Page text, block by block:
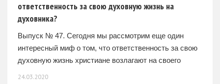
ответственность за свою духовную жизнь на
духовника?
Выпуск № 47. Сегодня мы рассмотрим еще один
интересный миф о том, что ответственность за свою
духовную жизнь христиане возлагают на своего
24.03.2020